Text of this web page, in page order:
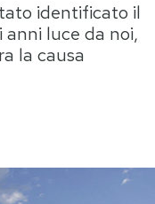
identificato il
anni luce da noi,
la causa